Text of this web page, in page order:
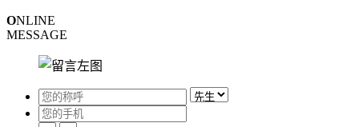
ONLINE
MESSAGE